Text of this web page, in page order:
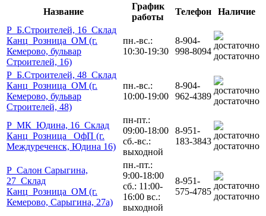
Название
График
работы
Телефон
Наличие
Р_Б.Строителей, 16_Склад
Канц_Розница_ОМ (г.
Кемерово, бульвар
Строителей, 16)
пн.-вс.:
10:30-19:30
8-904-
998-8094 достаточно
Р_Б.Строителей, 48_Склад
Канц_Розница_ОМ (г.
Кемерово, бульвар
Строителей, 48)
пн.-вс.:
10:00-19:00
8-904-
962-4389 достаточно
Р_МК_Юдина, 16_Склад
Канц_Розница_ ОфП (г.
Междуреченск, Юдина 16)
пн-пт.:
09:00-18:00
сб.-вс.:
выходной
8-951-
183-3843 достаточно
Р_Салон Сарыгина,
27_Склад
Канц_Розница_ОМ (г.
Кемерово, Сарыгина, 27а)
пн.-пт.:
9:00-18:00
сб.: 11:00-
16:00 вс.:
выходной
8-951-
575-4785 достаточно